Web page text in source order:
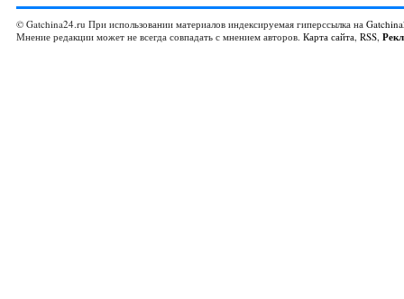
© Gatchina24.ru При использовании материалов индексируемая гиперссылка на
Мнение редакции может не всегда совпадать с мнением авторов. Карта сайта, RSS,